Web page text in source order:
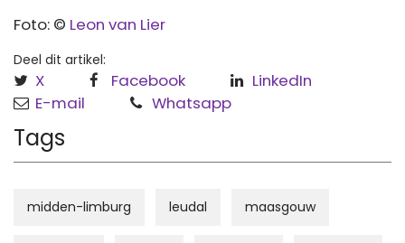
Foto: © Leon van Lier
Deel dit artikel:
X Facebook
LinkedIn
E-mail
Whatsapp
Tags
midden-limburg leudal maasgouw